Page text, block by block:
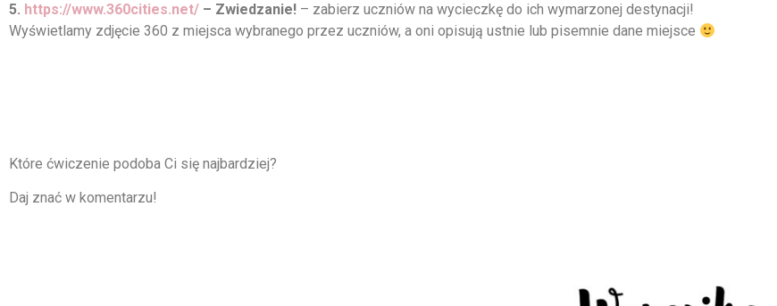
5. https://www.360cities.net/ – Zwiedzanie! – zabierz uczniów na wycieczkę do ich wymarzonej destynacji!
Wyświetlamy zdjęcie 360 z miejsca wybranego przez uczniów, a oni opisują ustnie lub pisemnie dane miejsce
Które ćwiczenie podoba Ci się najbardziej?
Daj znać w komentarzu!